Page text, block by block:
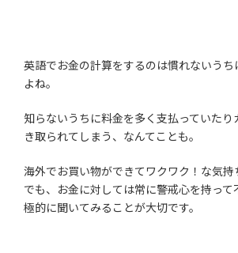
英語でお金の計算をするのは慣れないうち
よね。
知らないうちに料金を多く支払っていたり
き取られてしまう、なんてことも。
海外でお買い物ができてワクワク！な気
でも、お金に対しては常に警戒心を持って
極的に聞いてみることが大切です。